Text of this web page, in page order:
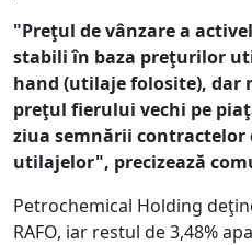
"Preţul de vânzare a
stabili în baza preţurilor
hand (utilaje folosite), dar
preţul fierului vechi pe
ziua semnării contractelor
utilajelor", precizează
Petrochemical Holding
RAFO, iar restul de 3,48%